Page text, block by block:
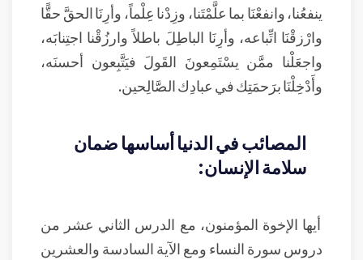
ينفعُنا، وانفعْنَا بما علَّمْتَنا، وزِدْنا عِلْماً، وأرِنَا الحقَّ حقًّا
وارْزقْنَا اتِّباعه، وأرِنَا الباطِلَ باطلاً وارزُقْنا اجتِنابَه،
واجعَلْنا ممَّن يسْتَمِعونَ القَولَ فيَتَّبِعون أحسنَه،
وأَدْخِلْنَا برَحمَتِك في عبادِك الصَّالِحين.
المصائب في الدنيا أساسها ضمان
سلامة الإنسان:
أيها الإخوة المؤمنون، مع الدرس الثاني عشر من
دروس سورة النساء ومع الآية السادسة والعشرين